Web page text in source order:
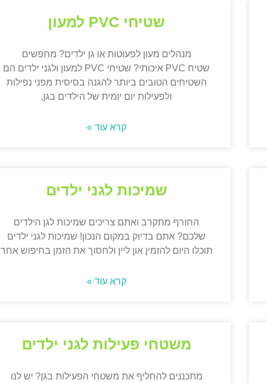
שטיחי PVC למעון
מנהלים מעון לפעוטות או גן ילדים? מחפשים
שטיח PVC איכותי? שטיחי PVC למעון ולגני ילדים הם
השטיחים הטובים ביותר להגנה בסיסית מפני נפילות
ולפעילות יום יומית של הילדים בגן,
קרא עוד »
שמיכות לגני ילדים
החורף מתקרב ואתם צריכים שמיכות לגן הילדים
שלכם? אתם בדיוק במקום הנכון! שמיכות לגני ילדים
תוכלו היום להזמין און ליין ולחסוך את הזמן בחיפוש אחר
קרא עוד »
משטחי פעילות לגני ילדים
מתכננים להחליף את משטחי הפעילות בגן? יש לנו